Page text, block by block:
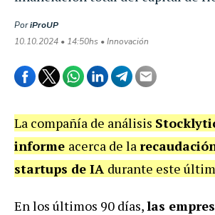
PoriProUP
10.10.2024 • 14:50hs • Innovación
La compañía de análisis
informe acerca de la
startups de IA durante este
En los últimos 90 días,las